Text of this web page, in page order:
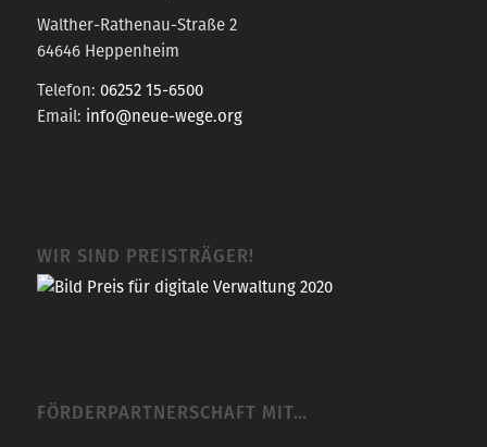
Walther-Rathenau-Straße 2
64646 Heppenheim
Telefon: 06252 15-6500
Email: info@neue-wege.org
WIR SIND PREISTRÄGER!
FÖRDERPARTNERSCHAFT MIT…